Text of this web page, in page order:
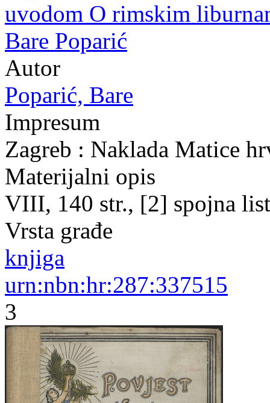
uvodom O rimskim
Bare Poparić
Autor
Poparić, Bare
Impresum
Zagreb : Naklada Matice
Materijalni opis
VIII, 140 str., [2] spojna
Vrsta građe
knjiga
urn:nbn:hr:287:337515
3